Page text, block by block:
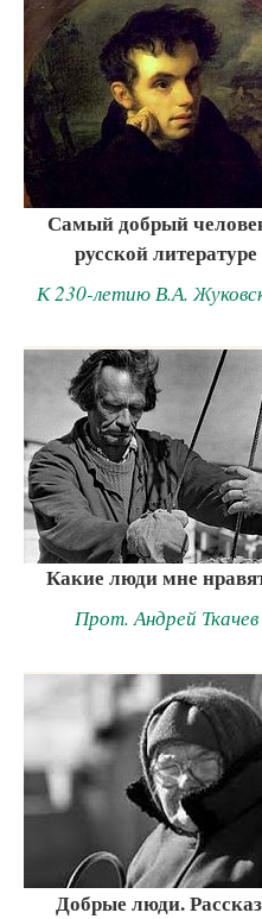
Самый добрый
русской литературе
К 230-летию В.А.
Какие люди мне
Прот. Андрей Ткачев
Добрые люди.